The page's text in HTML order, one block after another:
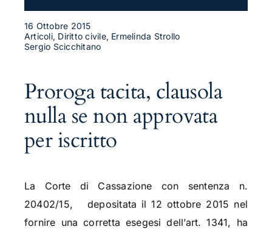
16 Ottobre 2015
Articoli, Diritto civile, Ermelinda Strollo
Sergio Scicchitano
Proroga tacita, clausola
nulla se non approvata
per iscritto
La Corte di Cassazione con sentenza n.
20402/15, depositata il 12 ottobre 2015 nel
fornire una corretta esegesi dell’art. 1341, ha